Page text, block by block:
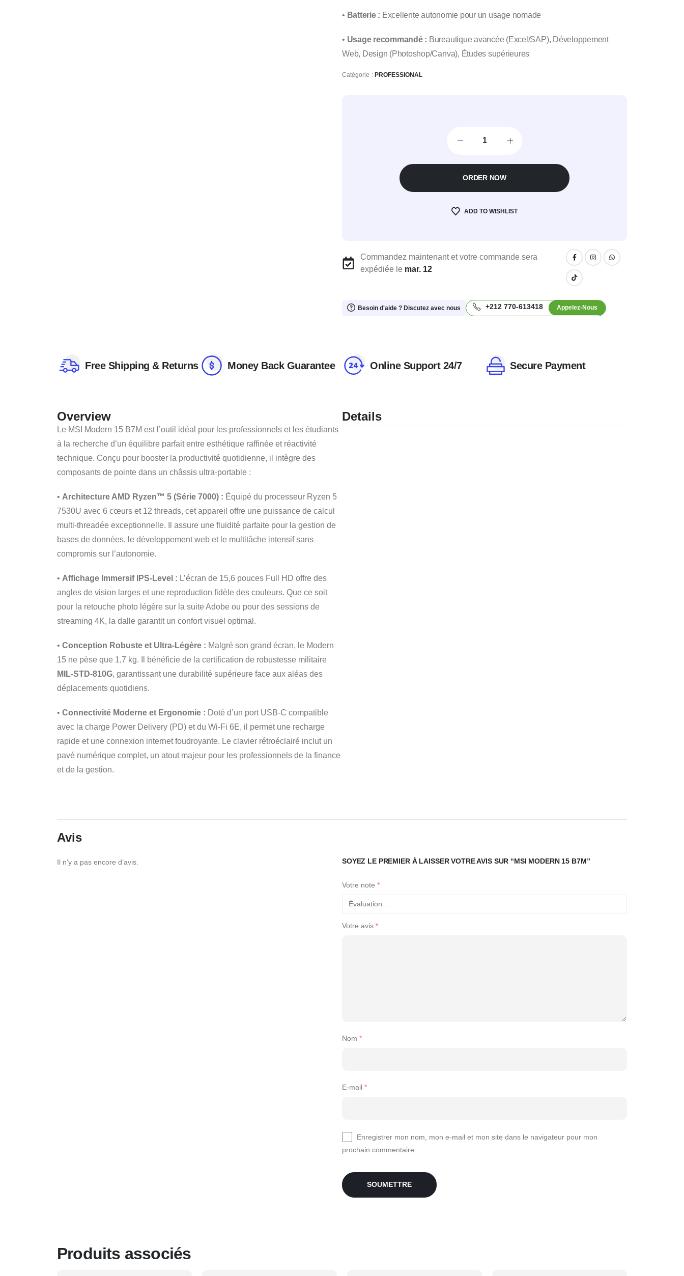
• Batterie : Excellente autonomie pour un usage nomade
• Usage recommandé : Bureautique avancée (Excel/SAP), Développement
Web, Design (Photoshop/Canva), Études supérieures
Catégorie : PROFESSIONAL
ORDER NOW
ADD TO WISHLIST
Commandez maintenant et votre commande sera
expédiée le mar. 12
Besoin d'aide ? Discutez avec nous +212 770-613418 Appelez-Nous
Free Shipping & Returns Money Back Guarantee Online Support 24/7 Secure Payment
Overview
Le MSI Modern 15 B7M est l’outil idéal pour les professionnels et les étudiants
à la recherche d’un équilibre parfait entre esthétique raffinée et réactivité
technique. Conçu pour booster la productivité quotidienne, il intègre des
composants de pointe dans un châssis ultra-portable :
• Architecture AMD Ryzen™ 5 (Série 7000) : Équipé du processeur Ryzen 5
7530U avec 6 cœurs et 12 threads, cet appareil offre une puissance de calcul
multi-threadée exceptionnelle. Il assure une fluidité parfaite pour la gestion de
bases de données, le développement web et le multitâche intensif sans
compromis sur l’autonomie.
• Affichage Immersif IPS-Level : L’écran de 15,6 pouces Full HD offre des
angles de vision larges et une reproduction fidèle des couleurs. Que ce soit
pour la retouche photo légère sur la suite Adobe ou pour des sessions de
streaming 4K, la dalle garantit un confort visuel optimal.
• Conception Robuste et Ultra-Légère : Malgré son grand écran, le Modern
15 ne pèse que 1,7 kg. Il bénéficie de la certification de robustesse militaire
MIL-STD-810G, garantissant une durabilité supérieure face aux aléas des
déplacements quotidiens.
• Connectivité Moderne et Ergonomie : Doté d’un port USB-C compatible
avec la charge Power Delivery (PD) et du Wi-Fi 6E, il permet une recharge
rapide et une connexion internet foudroyante. Le clavier rétroéclairé inclut un
pavé numérique complet, un atout majeur pour les professionnels de la finance
et de la gestion.
Details
Avis
Il n’y a pas encore d’avis. SOYEZ LE PREMIER À LAISSER VOTRE AVIS SUR “MSI MODERN 15 B7M”
Votre note *
Votre avis *
Nom *
E-mail *
Enregistrer mon nom, mon e-mail et mon site dans le navigateur pour mon
prochain commentaire.
Produits associés